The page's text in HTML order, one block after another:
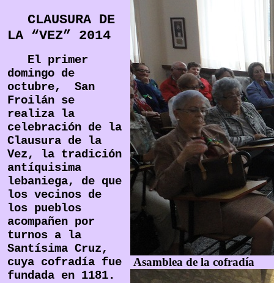
CLAUSURA DE
LA “VEZ” 2014
El primer
domingo de
octubre, San
Froilán se
realiza la
celebración de la
Clausura de la
Vez, la tradición
antíquisima
lebaniega, de que
los vecinos de
los pueblos
acompañen por
turnos a la
Santísima Cruz,
cuya cofradía fue
fundada en 1181.
Asamblea de la cofradía